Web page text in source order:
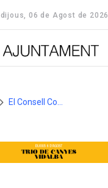
dijous, 06 de Agost de 2026